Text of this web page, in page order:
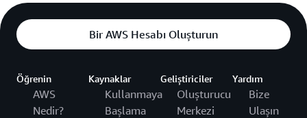
Bir AWS Hesabı Oluşturun
Öğrenin
AWS
Nedir?
Kaynaklar
Kullanmaya
Başlama
Geliştiriciler
Oluşturucu
Merkezi
Yardım
Bize
Ulaşın